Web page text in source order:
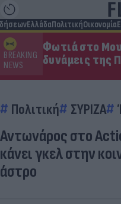
ΕλλάδαΠολιτικήΟικονομία
BREAKING
NEWS
Φωτιά στο
δυνάμεις της
Πολιτική ΣΥΡΙΖΑ
Αντωνάρος στο
κάνει γκελ στην
άστρο